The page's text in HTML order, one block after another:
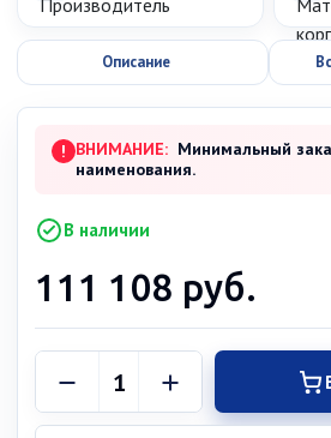
Описание
! ВНИМАНИЕ: Минимальный
наименования.
В наличии
111 108 руб.